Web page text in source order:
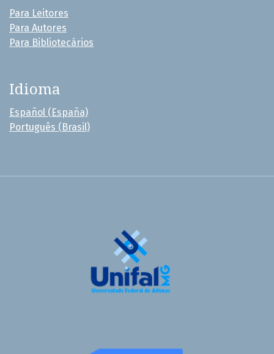
Para Leitores
Para Autores
Para Bibliotecários
Idioma
Español (España)
Português (Brasil)